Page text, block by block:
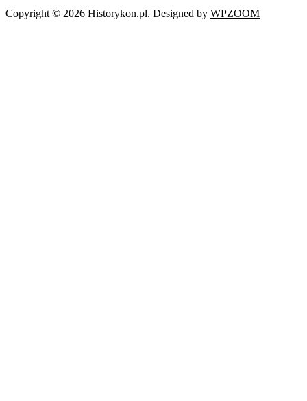
Copyright © 2026 Historykon.pl. Designed by WPZOOM